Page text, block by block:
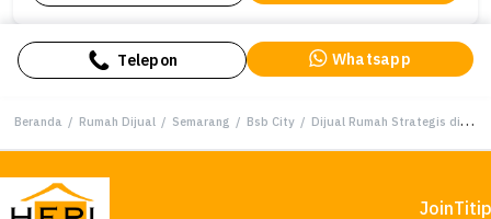
Telepon Whatsapp
Beranda / Rumah Dijual / Semarang / Bsb City / Dijual Rumah Strategis di BSB City, Semarang - LT 144m²
Join